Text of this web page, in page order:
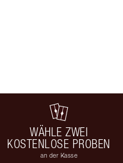
WÄHLE ZWEI
KOSTENLOSE PROBEN
an der Kasse